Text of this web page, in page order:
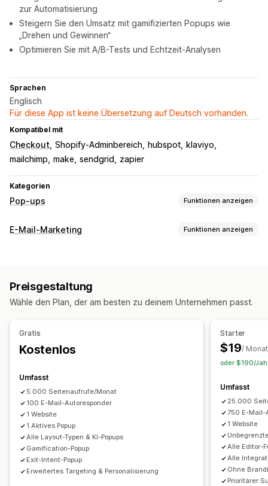
zur Automatisierung
Steigern Sie den Umsatz mit gamifizierten Popups wie
„Drehen und Gewinnen“
Optimieren Sie mit A/B-Tests und Echtzeit-Analysen
Sprachen
Englisch
Für diese App ist keine Übersetzung auf Deutsch vorhanden.
Kompatibel mit
Checkout Shopify-Adminbereich hubspot
klaviyo
mailchimp make sendgrid zapier
Kategorien
Pop-ups Funktionen anzeigen
Popup-Typen
Ankündigungen
Spiele
Altersverifizierung Popups für die Einwilligung
Popups verwalten
Individueller Code
Benutzerdefinierte Schriftarten
E-Mail-Erfassungsliste
SMS-Erfassungsliste
Kampagnen
Trigger und Regeln Automatisierungen
Geolokalisierung
Berichterstattung Analysen
APIs und Webhooks
E-Mail-Marketing Funktionen anzeigen
Newsletter Popups
Upselling-E-Mails Checkout-E-Mails Exit-Intent
Produktempfehlungen
Individuelle Kampagnen
Kampagnen verwalten
Vorlagen KI-Generierung
Individueller Code Benutzerdefinierte Schriftarten
Import und Export
E-Mail-Erfassungsliste SMS-Erfassungsliste
Trigger und Regeln
Geolokalisierung
Segmentierung
Tracking
Preisgestaltung
Wähle den Plan, der am besten zu deinem Unternehmen passt.
Gratis
Kostenlos
Umfasst
5.000 Seitenaufrufe/Monat
100 E-Mail-Autoresponder
1 Website
1 Aktives Popup
Alle Layout-Typen & KI-Popups
Gamification-Popup
Exit-Intent-Popup
Erweitertes Targeting & Personalisierung
Starter
$19/ Monat
oder $190/
Umfasst
25.000
750 E-Mail-
1 Website
Alle Editor-
Alle
Ohne
Prioritärer